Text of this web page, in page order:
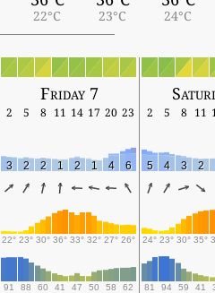
22°C 23°C 24°C
Friday 7
2 5 8 11 14 17 20 23 2 5 8 11
3 2 2 1 2 1 4 6 5 4 3 2
22° 23° 30° 36° 33° 32° 27° 26° 24° 23° 30° 35°
91 88 60 41 47 50 58 62 81 94 59 41